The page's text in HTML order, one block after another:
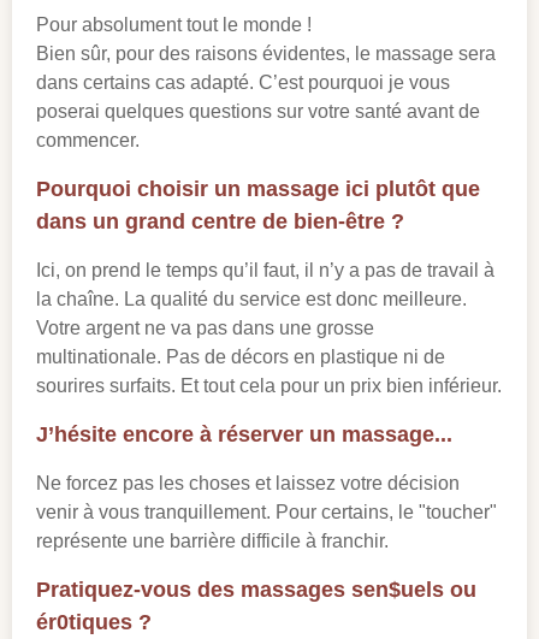
Pour absolument tout le monde !
Bien sûr, pour des raisons évidentes, le massage sera
dans certains cas adapté. C’est pourquoi je vous
poserai quelques questions sur votre santé avant de
commencer.
Pourquoi choisir un massage ici plutôt que
dans un grand centre de bien-être ?
Ici, on prend le temps qu’il faut, il n’y a pas de travail à
la chaîne. La qualité du service est donc meilleure.
Votre argent ne va pas dans une grosse
multinationale. Pas de décors en plastique ni de
sourires surfaits. Et tout cela pour un prix bien inférieur.
J’hésite encore à réserver un massage...
Ne forcez pas les choses et laissez votre décision
venir à vous tranquillement. Pour certains, le "toucher"
représente une barrière difficile à franchir.
Pratiquez-vous des massages sen$uels ou
ér0tiques ?